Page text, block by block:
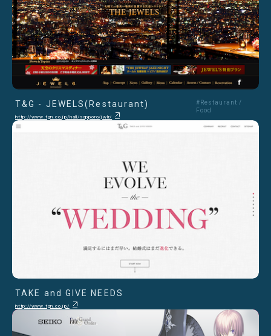
T&G - JEWELS(Restaurant)
http://www.tgn.co.jp/hall/sapporo/jwlr/
#Restaurant /
Food
TAKE and GIVE NEEDS
http://www.tgn.co.jp/